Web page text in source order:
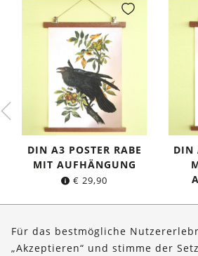
DIN A3 POSTER RABE
MIT AUFHÄNGUNG
€ 29,90
DIN
Für das bestmögliche
„Akzeptieren“ und stimme der